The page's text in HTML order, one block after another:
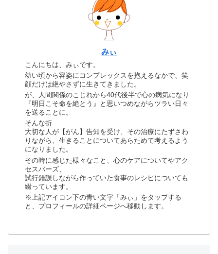
みぃ
こんにちは、みぃです。
幼い頃から容姿にコンプレックスを抱えるなかで、笑
顔だけは絶やさずに生きてきました。
が、人間関係のこじれから40代後半で心の病気になり
『明日こそ命を絶とう』と思いつめながらツラい日々
を送ることに。
そんな折
大切な人が【がん】告知を受け、その治療にたずさわ
りながら、生きることについてあらためて考えるよう
になりました。
その時に感じた様々なこと、心のケアについてやアク
セスバーズ、
試行錯誤しながら作っていた食事のレシピについても
綴っています。
※上記アイコン下の青い文字「みぃ」をタップする
と、プロフィールの詳細ページへ移動します。